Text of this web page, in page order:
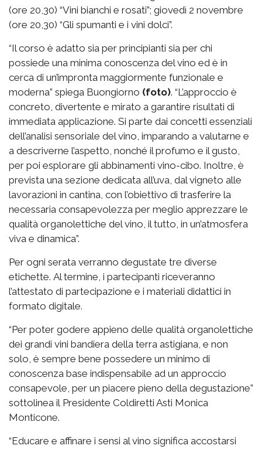
(ore 20,30) “Vini bianchi e rosati”; giovedì 2 novembre
(ore 20,30) “Gli spumanti e i vini dolci”.
“Il corso è adatto sia per principianti sia per chi
possiede una minima conoscenza del vino ed è in
cerca di un’impronta maggiormente funzionale e
moderna” spiega Buongiorno (foto). “L’approccio è
concreto, divertente e mirato a garantire risultati di
immediata applicazione. Si parte dai concetti essenziali
dell’analisi sensoriale del vino, imparando a valutarne e
a descriverne l’aspetto, nonché il profumo e il gusto,
per poi esplorare gli abbinamenti vino-cibo. Inoltre, è
prevista una sezione dedicata all’uva, dal vigneto alle
lavorazioni in cantina, con l’obiettivo di trasferire la
necessaria consapevolezza per meglio apprezzare le
qualità organolettiche del vino, il tutto, in un’atmosfera
viva e dinamica”.
Per ogni serata verranno degustate tre diverse
etichette. Al termine, i partecipanti riceveranno
l’attestato di partecipazione e i materiali didattici in
formato digitale.
“Per poter godere appieno delle qualità organolettiche
dei grandi vini bandiera della terra astigiana, e non
solo, è sempre bene possedere un minimo di
conoscenza base indispensabile ad un approccio
consapevole, per un piacere pieno della degustazione”
sottolinea il Presidente Coldiretti Asti Monica
Monticone.
“Educare e affinare i sensi al vino significa accostarsi